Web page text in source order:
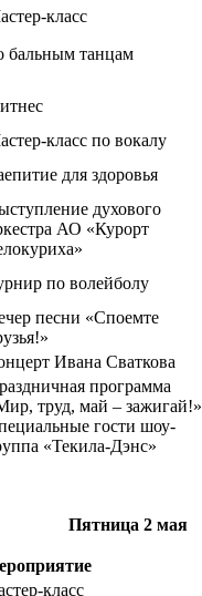
класс
бальным танцам
класс по вокалу
для здоровья
духового
АО «Курорт
по волейболу
песни «Споемте
Ивана Сваткова
программа
труд, май – зажигай!»
гости шоу-
«Текила-Дэнс»
Пятница 2 мая
класс